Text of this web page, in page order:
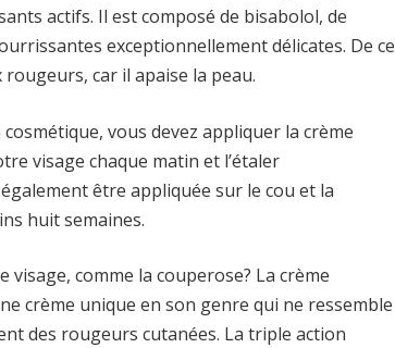
actifs. Il est composé de bisabolol, de
exceptionnellement délicates. De ce
car il apaise la peau.
vous devez appliquer la crème
visage chaque matin et l’étaler
être appliquée sur le cou et la
huit semaines.
comme la couperose? La crème
crème unique en son genre qui ne ressemble
des rougeurs cutanées. La triple action